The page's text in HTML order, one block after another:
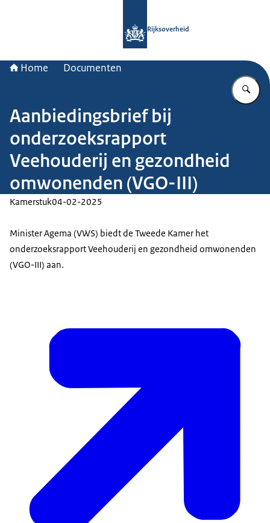
Rijksoverheid
Home Documenten
Aanbiedingsbrief bij
onderzoeksrapport
Veehouderij en gezondheid
omwonenden (VGO-III)
Kamerstuk04-02-2025
Minister Agema (VWS) biedt de Tweede Kamer het
onderzoeksrapport Veehouderij en gezondheid omwonenden
(VGO-III) aan.